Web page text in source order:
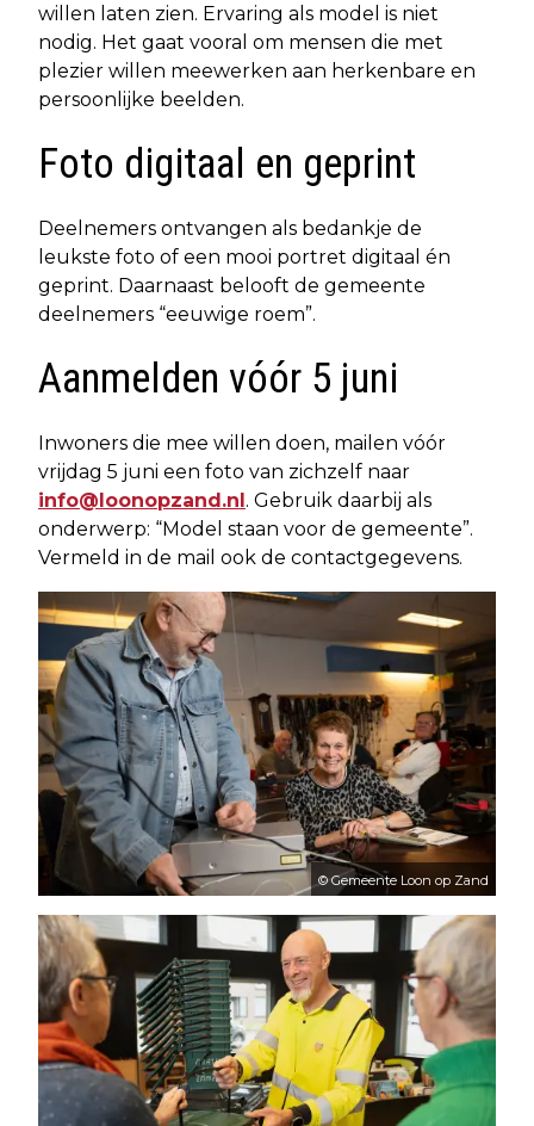
willen laten zien. Ervaring als model is niet
nodig. Het gaat vooral om mensen die met
plezier willen meewerken aan herkenbare en
persoonlijke beelden.
Foto digitaal en geprint
Deelnemers ontvangen als bedankje de
leukste foto of een mooi portret digitaal én
geprint. Daarnaast belooft de gemeente
deelnemers “eeuwige roem”.
Aanmelden vóór 5 juni
Inwoners die mee willen doen, mailen vóór
vrijdag 5 juni een foto van zichzelf naar
info@loonopzand.nl. Gebruik daarbij als
onderwerp: “Model staan voor de gemeente”.
Vermeld in de mail ook de contactgegevens.
© Gemeente Loon op Zand